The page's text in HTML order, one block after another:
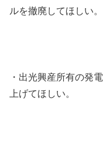
ルを撤廃してほしい。
・出光興産所有の発
上げてほしい。